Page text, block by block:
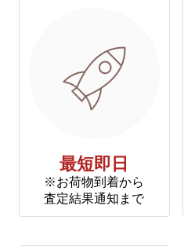
最短即日
※お荷物到着から
査定結果通知まで